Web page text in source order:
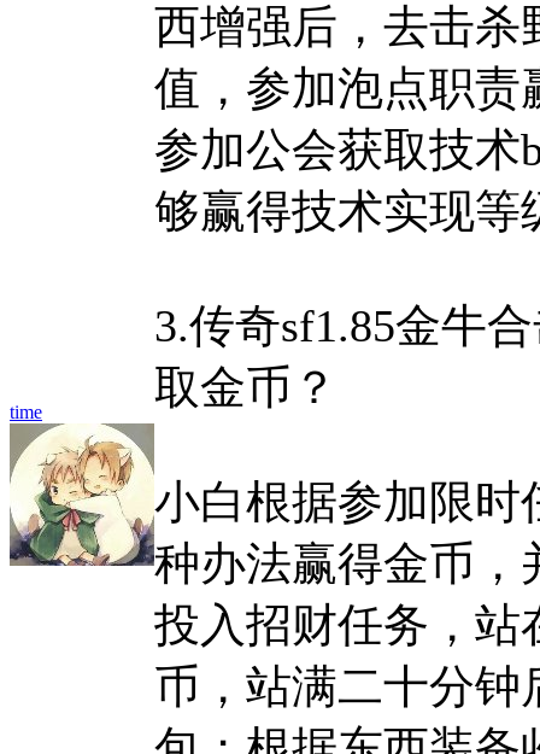
time
西增强后，去击杀
值，参加泡点职责
参加公会获取技术
够赢得技术实现等
3.传奇sf1.85金牛
取金币？
小白根据参加限时
种办法赢得金币，
投入招财任务，站
币，站满二十分钟